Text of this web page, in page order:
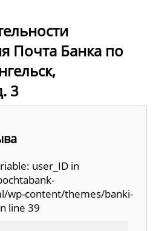
Почта Банка по
3
user_ID in
wp-content/themes/banki-
line 39